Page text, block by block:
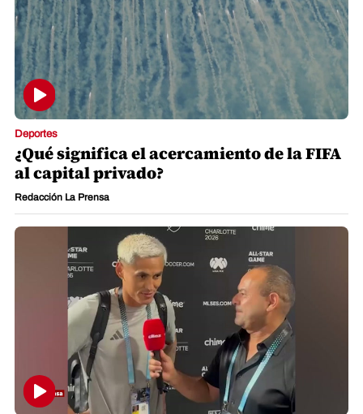
Deportes
¿Qué significa el acercamiento de la FIFA
al capital privado?
Redacción La Prensa